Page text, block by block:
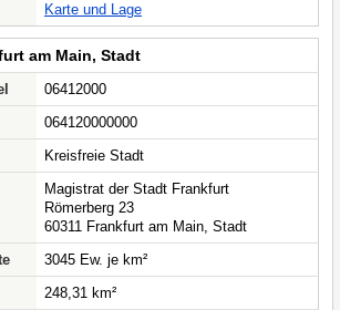
Karte und Lage
am Main, Stadt
06412000
064120000000
Kreisfreie Stadt
Magistrat der Stadt Frankfurt
Römerberg 23
60311 Frankfurt am Main, Stadt
3045 Ew. je km²
248,31 km²